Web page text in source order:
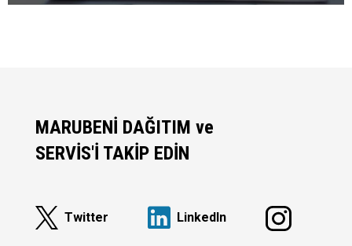
MARUBENİ DAĞITIM ve
SERVİS'İ TAKİP EDİN
Twitter Linkedln